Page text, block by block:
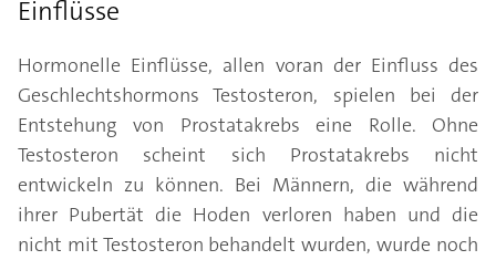
Einflüsse
Hormonelle Einflüsse, allen voran der Einfluss des
Geschlechtshormons Testosteron, spielen bei der
Entstehung von Prostatakrebs eine Rolle. Ohne
Testosteron scheint sich Prostatakrebs nicht
entwickeln zu können. Bei Männern, die während
ihrer Pubertät die Hoden verloren haben und die
nicht mit Testosteron behandelt wurden, wurde noch